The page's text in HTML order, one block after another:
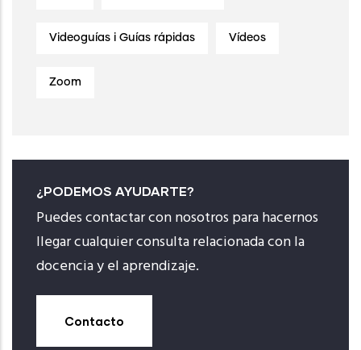
Videoguías i Guías rápidas Vídeos
Zoom
¿PODEMOS AYUDARTE?
Puedes contactar con nosotros para hacernos
llegar cualquier consulta relacionada con la
docencia y el aprendizaje.
Contacto